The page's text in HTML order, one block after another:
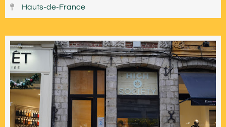
Hauts-de-France